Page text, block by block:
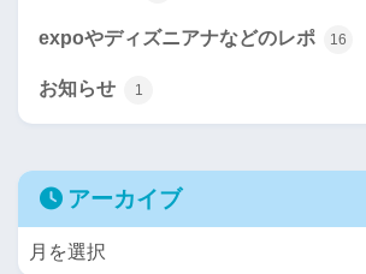
expoやディズニアナなどのレポ 16
お知らせ 1
アーカイブ